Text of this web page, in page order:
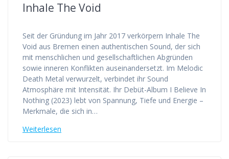
Inhale The Void
Seit der Gründung im Jahr 2017 verkörpern Inhale The
Void aus Bremen einen authentischen Sound, der sich
mit menschlichen und gesellschaftlichen Abgründen
sowie inneren Konflikten auseinandersetzt. Im Melodic
Death Metal verwurzelt, verbindet ihr Sound
Atmosphäre mit Intensität. Ihr Debüt-Album I Believe In
Nothing (2023) lebt von Spannung, Tiefe und Energie –
Merkmale, die sich in…
Weiterlesen